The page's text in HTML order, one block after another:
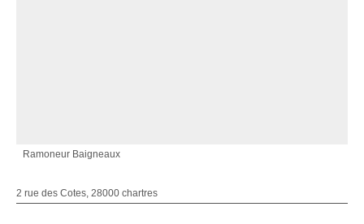
Ramoneur Baigneaux
2 rue des Cotes, 28000 chartres